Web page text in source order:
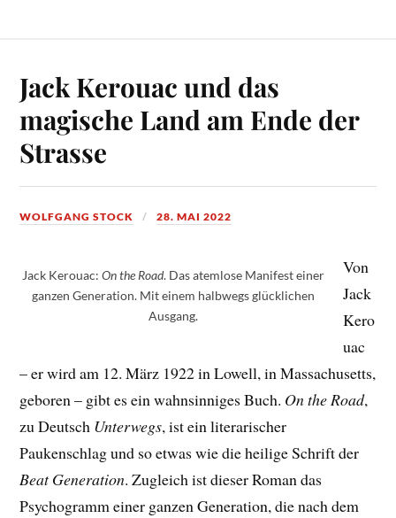
Jack Kerouac und das
magische Land am Ende der
Strasse
WOLFGANG STOCK 28. MAI 2022
Jack Kerouac:On the Road. Das atemlose Manifest einer
ganzen Generation. Mit einem halbwegs glücklichen
Ausgang.
Von
Jack
Kero
uac
– er wird am 12. März 1922 in Lowell, in Massachusetts,
geboren – gibt es ein wahnsinniges Buch. On the Road,
zu Deutsch Unterwegs, ist ein literarischer
Paukenschlag und so etwas wie die heilige Schrift der
Beat Generation. Zugleich ist dieser Roman das
Psychogramm einer ganzen Generation, die nach dem